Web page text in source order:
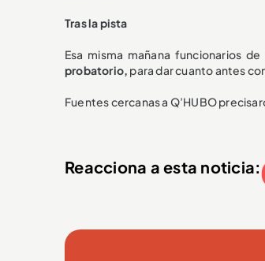
Tras la pista
Esa misma mañana funcionarios
probatorio, para dar cuanto antes
Fuentes cercanas a Q’HUBO
Reacciona a esta noticia: